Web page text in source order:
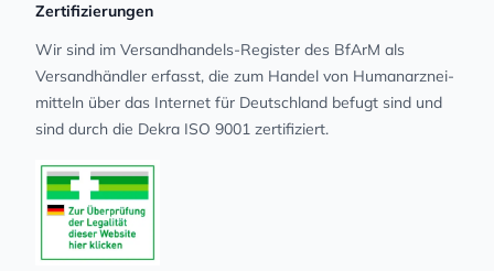
Zertifizierungen
Wir sind im Versandhandels-Register des BfArM als
Versandhändler erfasst, die zum Handel von Human­arz­nei­
mit­teln über das Internet für Deutschland befugt sind und
sind durch die Dekra ISO 9001 zertifiziert.